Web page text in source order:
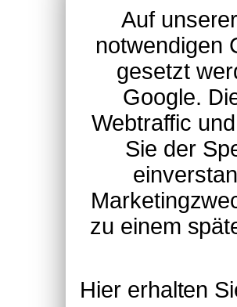
Auf
notwendigen
gesetzt
Google.
Webtraffic
Sie der
zu einem
Hier erhalten